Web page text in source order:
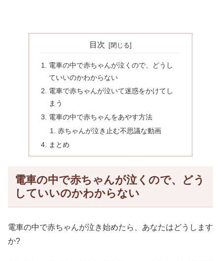
目次
電車の中で赤ちゃんが泣くので、どうし
ていいのかわからない
電車で赤ちゃんが泣いて迷惑をかけてし
まう
電車の中で赤ちゃんをあやす方法
赤ちゃんが泣き止む不思議な動画
まとめ
電車の中で赤ちゃんが泣くので、どう
していいのかわからない
電車の中で赤ちゃんが泣き始めたら、あなたはどうします
か?